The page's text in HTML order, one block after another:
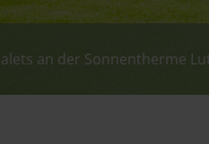
an der Sonnentherme
an der Sonnentherme
an der Sonnentherme
an der Sonnentherme